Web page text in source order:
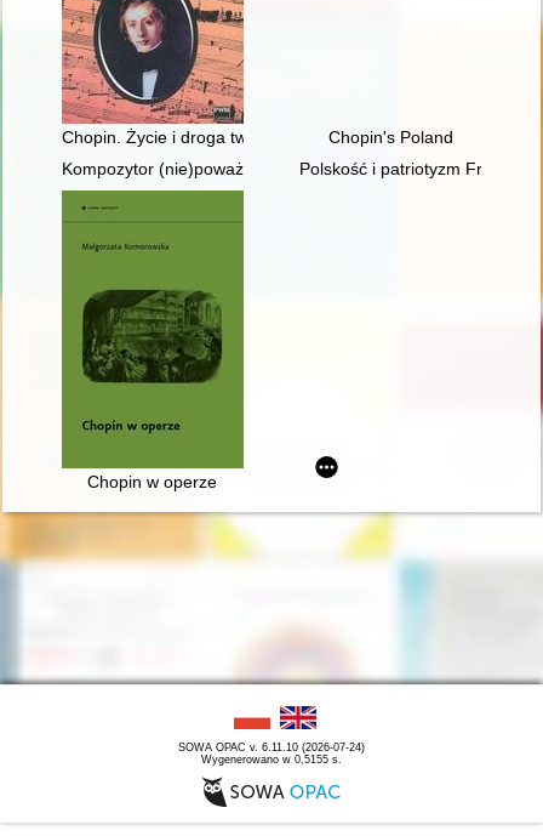
Chopin. Życie i droga twórcza
Chopin's Poland
Kompozytor (nie)poważny. Poczucie humoru Fryderyka
Polskość i patriotyzm
Chopin w operze
SOWA OPAC v. 6.11.10 (2026-07-24)
Wygenerowano w 0,5155 s.